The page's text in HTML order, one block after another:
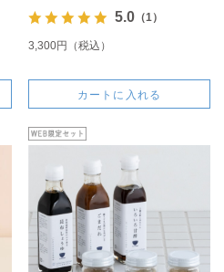
5.0（1）
3,300円（税込）
カートに入れる